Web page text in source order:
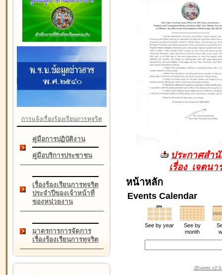
การแจ้งเรื่องร้องเรียนการทุจริต
คู่มือการปฏิบัติงาน
คู่มือบริการประชาชน
เรื่องร้องเรียนการทุจริต
ประจำปีของเจ้าหน้าที่
ของหน่วยงาน
มาตรการการจัดการ
เรื่องร้องเรียนการทุจริต
ประกาศสำ
เรื่อง เจตน
หน้าหลัก
Events Calendar
See by year
See by
month
JEvents